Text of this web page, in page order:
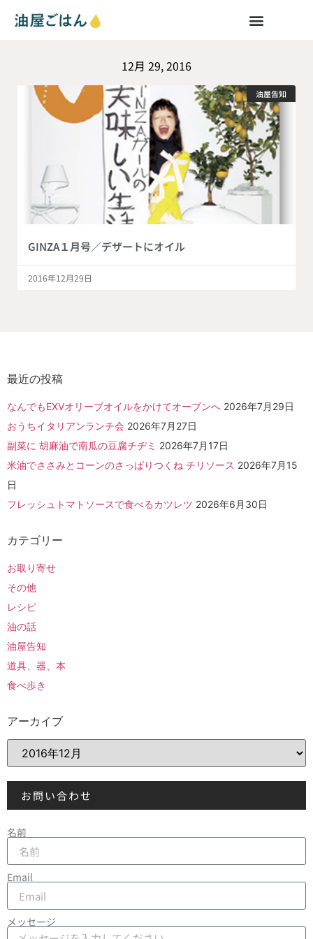
12月 29, 2016
油屋告知
GINZA１月号／デザートにオイル
2016年12月29日
最近の投稿
なんでもEXVオリーブオイルをかけてオーブンへ 2026年7月29日
おうちイタリアンランチ会 2026年7月27日
副菜に 胡麻油で南瓜の豆腐チヂミ 2026年7月17日
米油でささみとコーンのさっぱりつくね チリソース 2026年7月15
日
フレッシュトマトソースで食べるカツレツ 2026年6月30日
カテゴリー
お取り寄せ
その他
レシピ
油の話
油屋告知
道具、器、本
食べ歩き
アーカイブ
お問い合わせ
名前
Email
メッセージ